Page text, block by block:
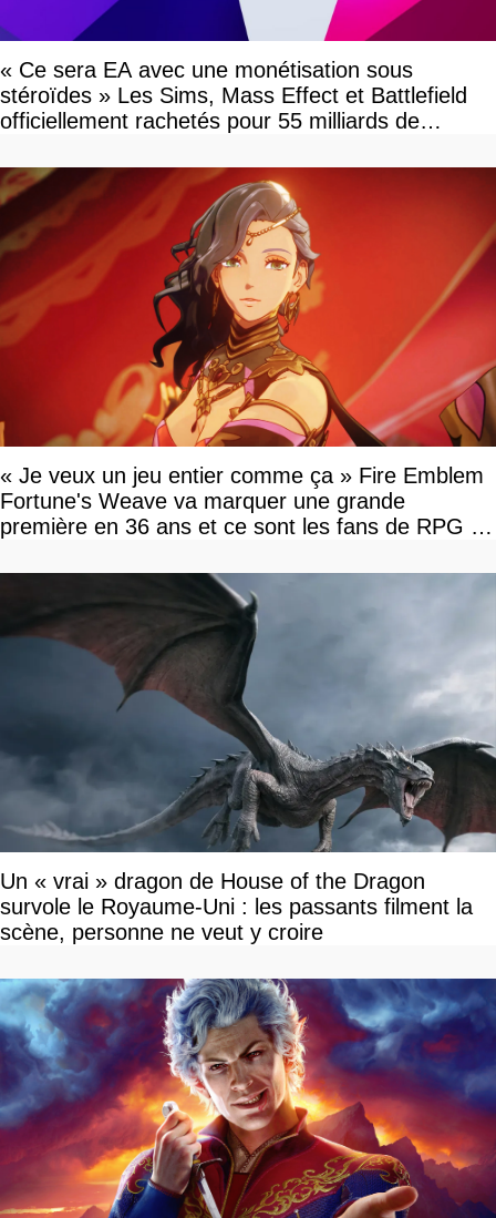
« Ce sera EA avec une monétisation sous
stéroïdes » Les Sims, Mass Effect et Battlefield
officiellement rachetés pour 55 milliards de
« Je veux un jeu entier comme ça » Fire Emblem
Fortune's Weave va marquer une grande
première en 36 ans et ce sont les fans de RPG en
Un « vrai » dragon de House of the Dragon
survole le Royaume-Uni : les passants filment la
scène, personne ne veut y croire